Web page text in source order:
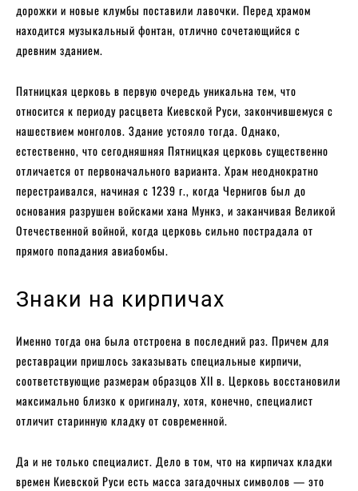
дорожки и новые клумбы поставили лавочки. Перед храмом
находится музыкальный фонтан, отлично сочетающийся с
древним зданием.
Пятницкая церковь в первую очередь уникальна тем, что
относится к периоду расцвета Киевской Руси, закончившемуся с
нашествием монголов. Здание устояло тогда. Однако,
естественно, что сегодняшняя Пятницкая церковь существенно
отличается от первоначального варианта. Храм неоднократно
перестраивался, начиная с 1239 г., когда Чернигов был до
основания разрушен войсками хана Мункэ, и заканчивая Великой
Отечественной войной, когда церковь сильно пострадала от
прямого попадания авиабомбы.
Знаки на кирпичах
Именно тогда она была отстроена в последний раз. Причем для
реставрации пришлось заказывать специальные кирпичи,
соответствующие размерам образцов XII в. Церковь восстановили
максимально близко к оригиналу, хотя, конечно, специалист
отличит старинную кладку от современной.
Да и не только специалист. Дело в том, что на кирпичах кладки
времен Киевской Руси есть масса загадочных символов — это